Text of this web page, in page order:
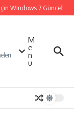
Windows 7
M
e
n
u